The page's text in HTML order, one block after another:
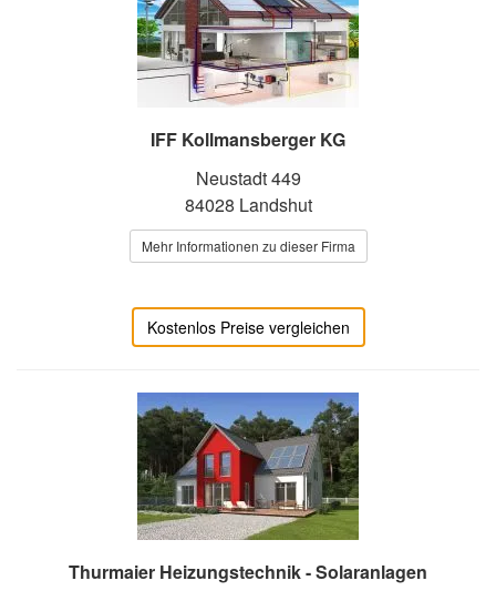
IFF Kollmansberger KG
Neustadt 449
84028 Landshut
Mehr Informationen zu dieser Firma
Kostenlos Preise vergleichen
Thurmaier Heizungstechnik - Solaranlagen